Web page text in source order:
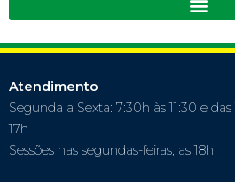
Atendimento
Segunda a Sexta: 7:30h às 11:30 e das
17h
Sessões nas segundas-feiras, as 18h